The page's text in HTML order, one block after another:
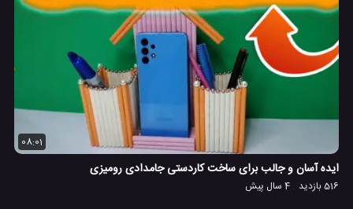
08:01
ایده آسان و جالب برای ساخت کاردستی جامدادی رومیزی
516 بازدید 4 سال پیش